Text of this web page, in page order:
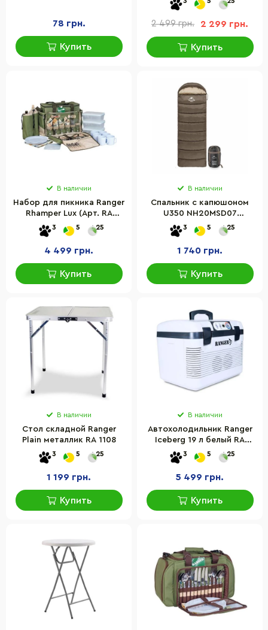
78 грн.
Купить
2 499 грн. 2 299 грн.
Купить
В наличии
Набор для пикника Ranger
Rhamper Lux (Арт. RA
9902)
3 5 25
4 499 грн.
Купить
В наличии
Спальник с капюшоном
U350 NH20MSD07
Naturehike 6927595767221-
R, (1°C), правый,
коричневый
3 5 25
1 740 грн.
Купить
В наличии
Стол складной Ranger
Plain металлик RA 1108
3 5 25
1 199 грн.
Купить
В наличии
Автохолодильник Ranger
Iceberg 19 л белый RA
8848
3 5 25
5 499 грн.
Купить